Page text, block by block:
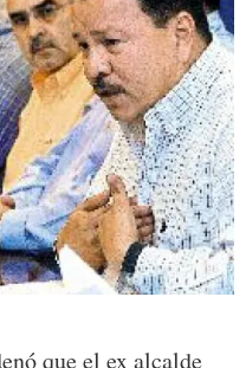
que el ex alcalde